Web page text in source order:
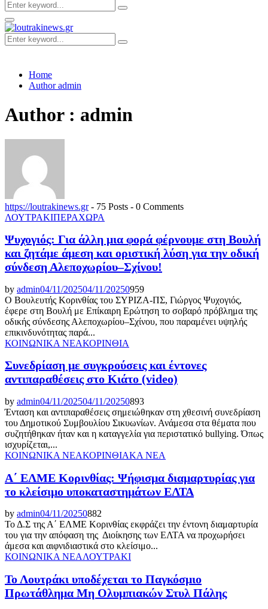
Search
for:
Search
Primary
Menu
Search
for:
Search
Home
Authoradmin
Author : admin
https://loutrakinews.gr- 75 Posts - 0 Comments
ΛΟΥΤΡΑΚΙΠΕΡΑΧΩΡΑ
Ψυχογιός: Για άλλη μια φορά φέρνουμε στη Βουλή
και ζητάμε άμεση και οριστική λύση για την οδική
σύνδεση Αλεποχωρίου–Σχίνου!
by admin04/11/202504/11/20250959
Ο Βουλευτής Κορινθίας του ΣΥΡΙΖΑ-ΠΣ, Γιώργος Ψυχογιός,
έφερε στη Βουλή με Επίκαιρη Ερώτηση το σοβαρό πρόβλημα της
οδικής σύνδεσης Αλεποχωρίου–Σχίνου, που παραμένει υψηλής
επικινδυνότητας παρά...
ΚΟΙΝΩΝΙΚΑ ΝΕΑΚΟΡΙΝΘΙΑ
Συνεδρίαση με συγκρούσεις και έντονες
αντιπαραθέσεις στο Κιάτο (video)
by admin04/11/202504/11/20250893
Ένταση και αντιπαραθέσεις σημειώθηκαν στη χθεσινή συνεδρίαση
του Δημοτικού Συμβουλίου Σικυωνίων. Ανάμεσα στα θέματα που
συζητήθηκαν ήταν και η καταγγελία για περιστατικό bullying. Όπως
ισχυρίζεται,...
ΚΟΙΝΩΝΙΚΑ ΝΕΑΚΟΡΙΝΘΙΑΚΑ ΝΕΑ
Α΄ ΕΛΜΕ Κορινθίας: Ψήφισμα διαμαρτυρίας για
το κλείσιμο υποκαταστημάτων ΕΛΤΑ
by admin04/11/20250882
Το Δ.Σ της Α΄ ΕΛΜΕ Κορινθίας εκφράζει την έντονη διαμαρτυρία
του για την απόφαση της Διοίκησης των ΕΛΤΑ να προχωρήσει
άμεσα και αιφνιδιαστικά στο κλείσιμο...
ΚΟΙΝΩΝΙΚΑ ΝΕΑΛΟΥΤΡΑΚΙ
Το Λουτράκι υποδέχεται το Παγκόσμιο
Πρωτάθλημα Μη Ολυμπιακών Στυλ Πάλης